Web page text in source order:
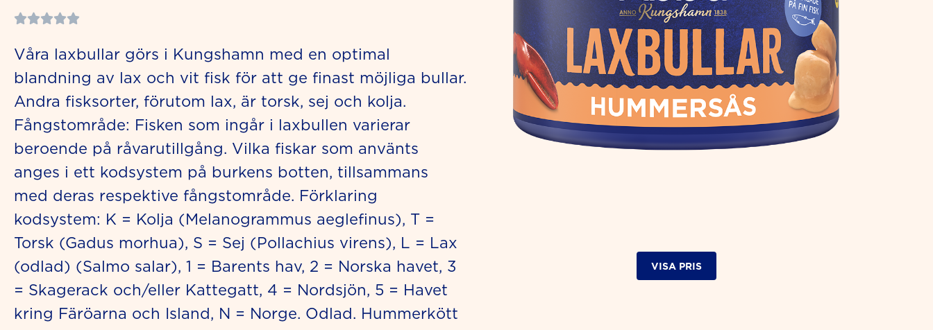

out
of
5
Våra laxbullar görs i Kungshamn med en optimal
blandning av lax och vit fisk för att ge finast möjliga bullar.
Andra fisksorter, förutom lax, är torsk, sej och kolja.
Fångstområde: Fisken som ingår i laxbullen varierar
beroende på råvarutillgång. Vilka fiskar som använts
anges i ett kodsystem på burkens botten, tillsammans
med deras respektive fångstområde. Förklaring
kodsystem: K = Kolja (Melanogrammus aeglefinus), T =
Torsk (Gadus morhua), S = Sej (Pollachius virens), L = Lax
(odlad) (Salmo salar), 1 = Barents hav, 2 = Norska havet, 3
= Skagerack och/eller Kattegatt, 4 = Nordsjön, 5 = Havet
kring Färöarna och Island, N = Norge. Odlad. Hummerkött
VISA PRIS